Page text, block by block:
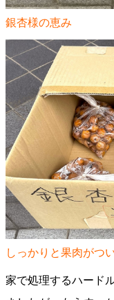
銀杏様の恵み
しっかりと果肉がつ
家で処理するハード